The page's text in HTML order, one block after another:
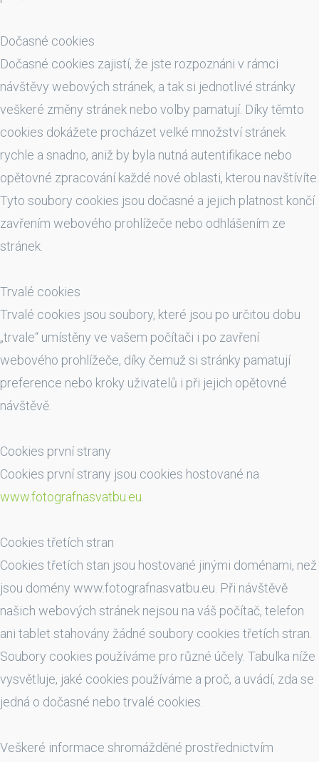
Dočasné cookies
Dočasné cookies zajistí, že jste rozpoznáni v rámci
návštěvy webových stránek, a tak si jednotlivé stránky
veškeré změny stránek nebo volby pamatují. Díky těmto
cookies dokážete procházet velké množství stránek
rychle a snadno, aniž by byla nutná autentifikace nebo
opětovné zpracování každé nové oblasti, kterou navštívíte.
Tyto soubory cookies jsou dočasné a jejich platnost končí
zavřením webového prohlížeče nebo odhlášením ze
stránek.
Trvalé cookies
Trvalé cookies jsou soubory, které jsou po určitou dobu
„trvale“ umístěny ve vašem počítači i po zavření
webového prohlížeče, díky čemuž si stránky pamatují
preference nebo kroky uživatelů i při jejich opětovné
návštěvě.
Cookies první strany
Cookies první strany jsou cookies hostované na
www.fotografnasvatbu.eu
Cookies třetích stran
Cookies třetích stan jsou hostované jinými doménami, než
jsou domény www.fotografnasvatbu.eu. Při návštěvě
našich webových stránek nejsou na váš počítač, telefon
ani tablet stahovány žádné soubory cookies třetích stran.
Soubory cookies používáme pro různé účely. Tabulka níže
vysvětluje, jaké cookies používáme a proč, a uvádí, zda se
jedná o dočasné nebo trvalé cookies.
Veškeré informace shromážděné prostřednictvím